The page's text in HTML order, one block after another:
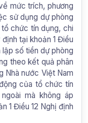
mức trích, phương
sử dụng dự phòng
chức tín dụng, chi
tại khoản 1 Điều
số tiền dự phòng
theo kết quả phân
Nhà nước Việt Nam
của tổ chức tín
mà không áp
1 Điều 12 Nghị định